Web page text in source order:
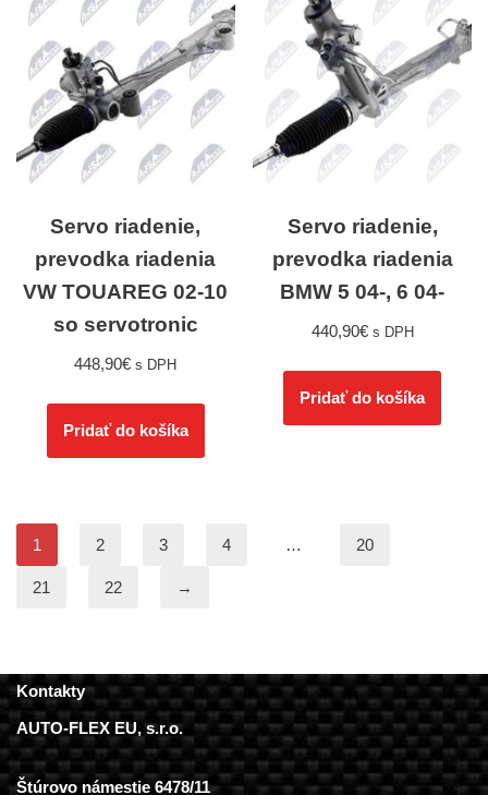
Servo riadenie,
prevodka riadenia
VW TOUAREG 02-10
so servotronic
448,90€ s DPH
Pridať do košíka
Servo riadenie,
prevodka riadenia
BMW 5 04-, 6 04-
440,90€ s DPH
Pridať do košíka
1 2 3 4 … 20
21 22 →
Kontakty
AUTO-FLEX EU, s.r.o.
Štúrovo námestie 6478/11